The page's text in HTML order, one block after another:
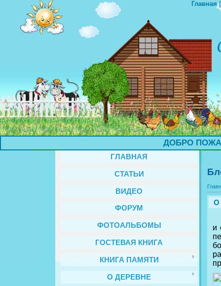
Главная
ДОБРО
ГЛАВНАЯ
СТАТЬИ
ВИДЕО
ФОРУМ
ФОТОАЛЬБОМЫ
ГОСТЕВАЯ КНИГА
КНИГА ПАМЯТИ
О ДЕРЕВНЕ
О
и